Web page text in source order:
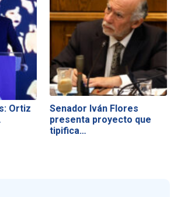
Ortiz
Senador Iván Flores
presenta proyecto que
tipifica…